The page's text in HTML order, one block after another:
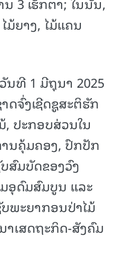
ມ້ຍາງ, ໄມ້ແຄນ
ນທີ 1 ມີຖຸນາ 2025
ດຈົ່ງເຊີດຊູສະຕິຮັກ
ປະກອບສ່ວນໃນ
ນຄຸ້ມຄອງ, ປົກປັກ
ສົມບັດຂອງວົງ
ອຸດົມສົມບູນ ແລະ
ພະຍາກອນປ່າໄມ້
ເສດຖະກິດ-ສັງຄົມ